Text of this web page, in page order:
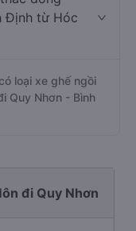
Định từ Hóc
loại xe ghế ngồi
Quy Nhơn - Bình
đi Quy Nhơn